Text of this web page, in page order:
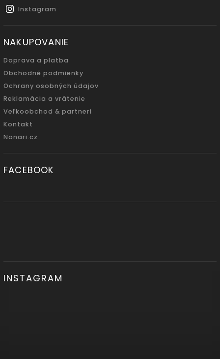
Instagram
NAKUPOVANIE
Doprava a platba
Obchodné podmienky
Ochrany osobných údajov
Reklamácia a vrátenie
Veľkoobchod & partneri
Kontakt
Nonari.cz
FACEBOOK
INSTAGRAM